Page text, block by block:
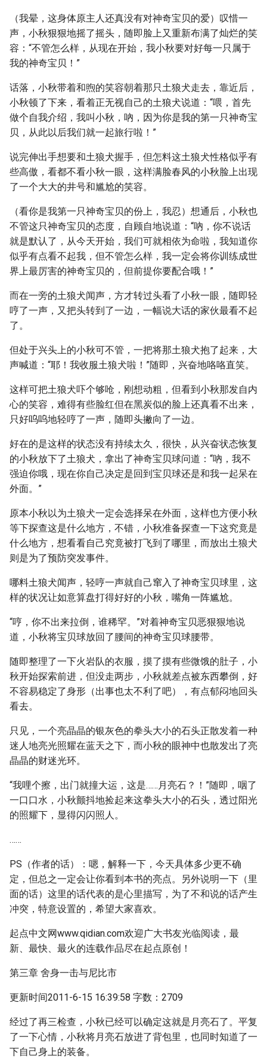
（我晕，这身体原主人还真没有对神奇宝贝的爱）叹惜一
声，小秋狠狠地摇了摇头，随即脸上又重新布满了灿烂的笑
容：“不管怎么样，从现在开始，我小秋要对好每一只属于
我的神奇宝贝！”
话落，小秋带着和煦的笑容朝着那只土狼犬走去，靠近后，
小秋顿了下来，看着正无视自己的土狼犬说道：“喂，首先
做个自我介绍，我叫小秋，吶，因为你是我的第一只神奇宝
贝，从此以后我们就一起旅行啦！”
说完伸出手想要和土狼犬握手，但怎料这土狼犬性格似乎有
些高傲，看都不看小秋一眼，这样满脸春风的小秋脸上出现
了一个大大的井号和尴尬的笑容。
（看你是我第一只神奇宝贝的份上，我忍）想通后，小秋也
不管这只神奇宝贝的态度，自顾自地说道：“吶，你不说话
就是默认了，从今天开始，我们可就相依为命啦，我知道你
似乎有点看不起我，但不管怎么样，我一定会将你训练成世
界上最厉害的神奇宝贝的，但前提你要配合哦！”
而在一旁的土狼犬闻声，方才转过头看了小秋一眼，随即轻
哼了一声，又把头转到了一边，一幅说大话的家伙最看不起
了。
但处于兴头上的小秋可不管，一把将那土狼犬抱了起来，大
声喊道：“耶！我收服土狼犬啦！”随即，兴奋地咯咯直笑。
这样可把土狼犬吓个够呛，刚想动粗，但看到小秋那发自内
心的笑容，难得有些脸红但在黑炭似的脸上还真看不出来，
只好呜呜地轻哼了一声，随即头撇向了一边。
好在的是这样的状态没有持续太久，很快，从兴奋状态恢复
的小秋放下了土狼犬，拿出了神奇宝贝球问道：“吶，我不
强迫你哦，现在你自己决定是回到宝贝球还是和我一起呆在
外面。”
原本小秋以为土狼犬一定会选择呆在外面，这样也方便小秋
等下探查这是什么地方，不错，小秋准备探查一下这究竟是
什么地方，想看看自己究竟被打飞到了哪里，而放出土狼犬
则是为了预防突发事件。
哪料土狼犬闻声，轻哼一声就自己窜入了神奇宝贝球里，这
样的状况让如意算盘打得好好的小秋，嘴角一阵尴尬。
“哼，你不出来拉倒，谁稀罕。”对着神奇宝贝恶狠狠地说
道，小秋将宝贝球放回了腰间的神奇宝贝球腰带。
随即整理了一下火岩队的衣服，摸了摸有些微饿的肚子，小
秋开始探索前进，但没走两步，小秋就差点被东西攀倒，好
不容易稳定了身形（出事也太不利了吧），有点郁闷地回头
看去。
只见，一个亮晶晶的银灰色的拳头大小的石头正散发着一种
迷人地亮光照耀在蓝天之下，而小秋的眼神中也散发出了亮
晶晶的财迷光环。
“我哩个擦，出门就撞大运，这是……月亮石？！”随即，咽了
一口口水，小秋颤抖地捡起来这拳头大小的石头，透过阳光
的照耀下，显得闪闪照人。
……
PS（作者的话）：嗯，解释一下，今天具体多少更不确
定，但总之一定会让你看到本书的亮点。另外说明一下（里
面的话）这里的话代表的是心里描写，为了不和说的话产生
冲突，特意设置的，希望大家喜欢。
起点中文网www.qidian.com欢迎广大书友光临阅读，最
新、最快、最火的连载作品尽在起点原创！
第三章 舍身一击与尼比市
更新时间2011-6-15 16:39:58 字数：2709
经过了再三检查，小秋已经可以确定这就是月亮石了。平复
了一下心情，小秋将月亮石放进了背包里，也同时知道了一
下自己身上的装备。